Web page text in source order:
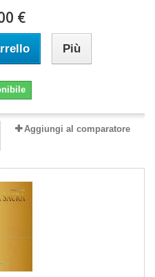
€
Più
Aggiungi al comparatore